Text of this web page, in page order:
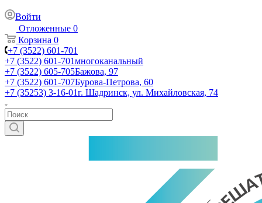
Войти
Отложенные 0
Корзина 0
+7 (3522) 601-701
+7 (3522) 601-701многоканальный
+7 (3522) 605-705Бажова, 97
+7 (3522) 601-707Бурова-Петрова, 60
+7 (35253) 3-16-01г. Шадринск, ул. Михайловская, 74